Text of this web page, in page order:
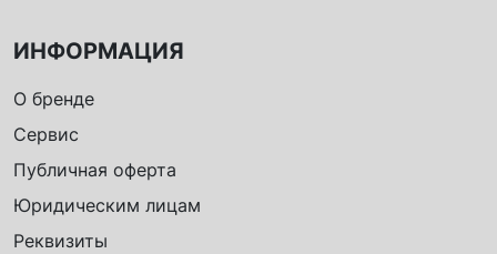
ИНФОРМАЦИЯ
О бренде
Сервис
Публичная оферта
Юридическим лицам
Реквизиты